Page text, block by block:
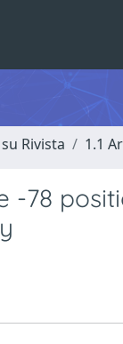
Rivista 1.1
-78